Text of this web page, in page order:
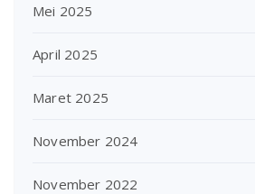
Mei 2025
April 2025
Maret 2025
November 2024
November 2022